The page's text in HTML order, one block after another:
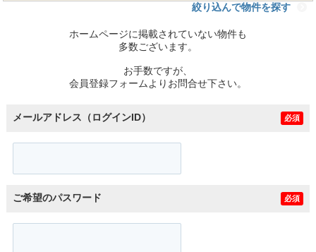
絞り込んで物件を探す
ホームページに掲載されていない物件も
多数ございます。
お手数ですが、
会員登録フォームよりお問合せ下さい。
メールアドレス（ログインID） 必須
ご希望のパスワード 必須